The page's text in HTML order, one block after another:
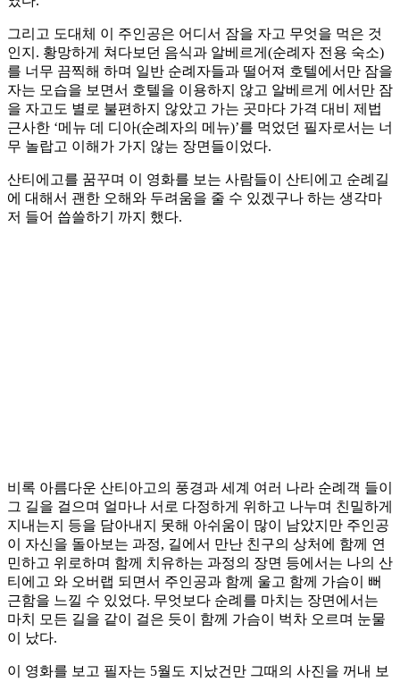
그리고 도대체 이 주인공은 어디서 잠을 자고 무엇을 먹은 것
인지. 황망하게 쳐다보던 음식과 알베르게(순례자 전용 숙소)
를 너무 끔찍해 하며 일반 순례자들과 떨어져 호텔에서만 잠을
자는 모습을 보면서 호텔을 이용하지 않고 알베르게 에서만 잠
을 자고도 별로 불편하지 않았고 가는 곳마다 가격 대비 제법
근사한 ‘메뉴 데 디아(순례자의 메뉴)’를 먹었던 필자로서는 너
무 놀랍고 이해가 가지 않는 장면들이었다.
산티에고를 꿈꾸며 이 영화를 보는 사람들이 산티에고 순례길
에 대해서 괜한 오해와 두려움을 줄 수 있겠구나 하는 생각마
저 들어 씁쓸하기 까지 했다.
비록 아름다운 산티아고의 풍경과 세계 여러 나라 순례객 들이
그 길을 걸으며 얼마나 서로 다정하게 위하고 나누며 친밀하게
지내는지 등을 담아내지 못해 아쉬움이 많이 남았지만 주인공
이 자신을 돌아보는 과정, 길에서 만난 친구의 상처에 함께 연
민하고 위로하며 함께 치유하는 과정의 장면 등에서는 나의 산
티에고 와 오버랩 되면서 주인공과 함께 울고 함께 가슴이 뻐
근함을 느낄 수 있었다. 무엇보다 순례를 마치는 장면에서는
마치 모든 길을 같이 걸은 듯이 함께 가슴이 벅차 오르며 눈물
이 났다.
이 영화를 보고 필자는 5월도 지났건만 그때의 사진을 꺼내 보